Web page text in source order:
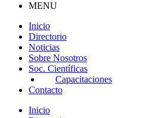
MENU
Inicio
Directorio
Noticias
Sobre Nosotros
Soc. Científicas
Capacitaciones
Contacto
Inicio